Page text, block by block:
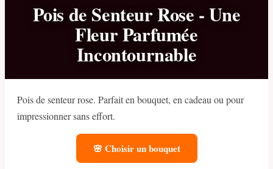
Pois de Senteur Rose - Une
Fleur Parfumée
Incontournable
Pois de senteur rose. Parfait en bouquet, en cadeau ou pour
impressionner sans effort.
🌸 Choisir un bouquet